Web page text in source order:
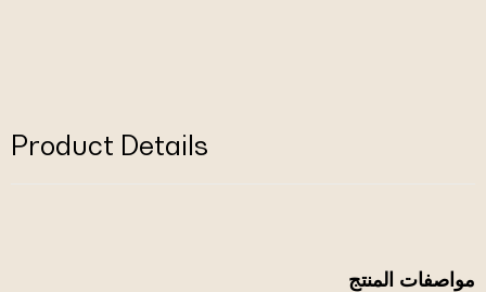
Product Details
مواصفات المنتج